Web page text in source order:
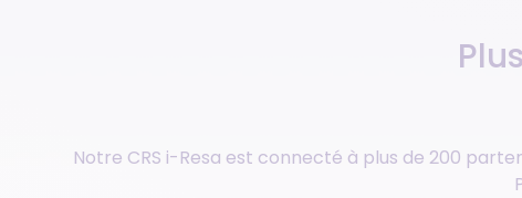
Notre CRS i-Resa est connecté à plus de 200